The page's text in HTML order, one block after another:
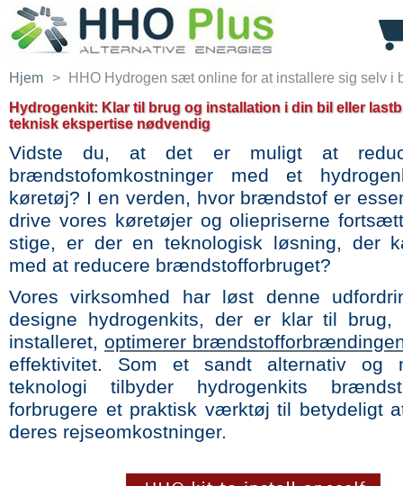
Hjem >
HHO Hydrogen sæt online for at installere sig selv i
Hydrogenkit: Klar til brug og installation i din bil eller
teknisk ekspertise nødvendig
Vidste du, at det er muligt at
brændstofomkostninger med et
køretøj? I en verden, hvor brændstof er
drive vores køretøjer og oliepriserne
stige, er der en teknologisk løsning, der
med at reducere brændstofforbruget?
Vores virksomhed har løst denne
designe hydrogenkits, der er klar til
installeret, optimerer
effektivitet. Som et sandt alternativ og
teknologi tilbyder hydrogenkits
forbrugere et praktisk værktøj til betydeligt
deres rejseomkostninger.